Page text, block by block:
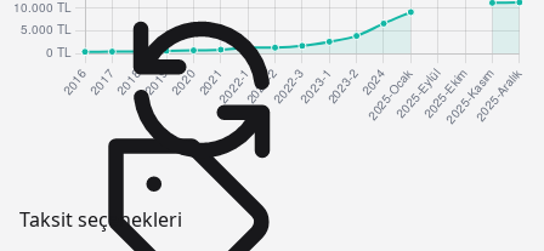
Taksit seçenekleri